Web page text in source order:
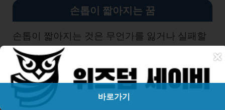
손톱이 짧아지는 꿈
손톱이 짧아지는 것은 무언가를 잃거나 실패할
가능성을 의미합니다.
노력했던 일이 뜻대로 되지 않거나, 소중한 것을
잃을 수 있습니다. 또한 손톱은 자신감의 상징이
×
바로가기